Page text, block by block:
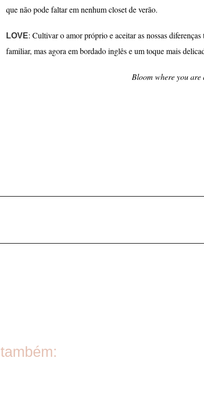
que não pode faltar em nenhum closet de verão.
LOVE: Cultivar o amor próprio e aceitar as nossas
familiar, mas agora em bordado inglês e um toque mais
Bloom where you are